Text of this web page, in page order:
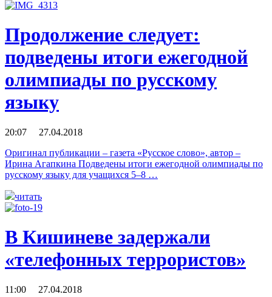
Продолжение следует:
подведены итоги ежегодной
олимпиады по русскому
языку
20:07 27.04.2018
Оригинал публикации – газета «Русское слово», автор –
Ирина Агапкина Подведены итоги ежегодной олимпиады по
русскому языку для учащихся 5–8 …
читать
В Кишиневе задержали
«телефонных террористов»
11:00 27.04.2018